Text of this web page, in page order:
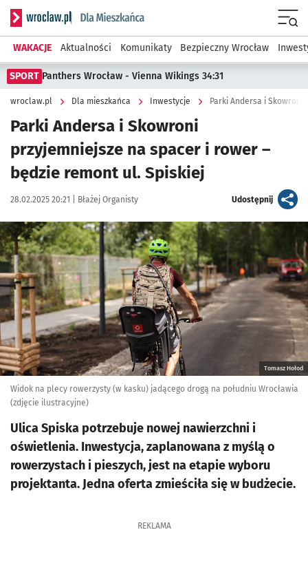
Serwis informacyjny wroclaw.pl podserwis: Dla mieszkańca
WAKACJE Aktualności Komunikaty Bezpieczny Wrocław
SPORT Panthers Wrocław - Vienna Wikings 34:31
wroclaw.pl Dla mieszkańca Inwestycje Parki Andersa i
Parki Andersa i Skowroni
przyjemniejsze na spacer i rower –
będzie remont ul. Spiskiej
Data publikacji:
28.02.2025 20:21 | Autor:
Błażej Organisty Udostępnijartykuł
Kliknij, aby powiększyć
Tomasz Hołod
Widok na plecy rowerzysty (w kasku) jadącego drogą na południu Wrocławia
(zdjęcie ilustracyjne)
Ulica Spiska potrzebuje nowej nawierzchni i
oświetlenia. Inwestycja, zaplanowana z myślą o
rowerzystach i pieszych, jest na etapie wyboru
projektanta. Jedna oferta zmieściła się w budżecie.
REKLAMA